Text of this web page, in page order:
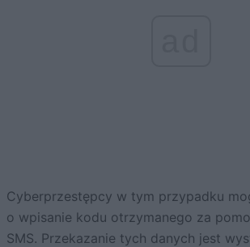
Cyberprzestępcy w tym przypadku
o wpisanie kodu otrzymanego za
SMS. Przekazanie tych danych jest